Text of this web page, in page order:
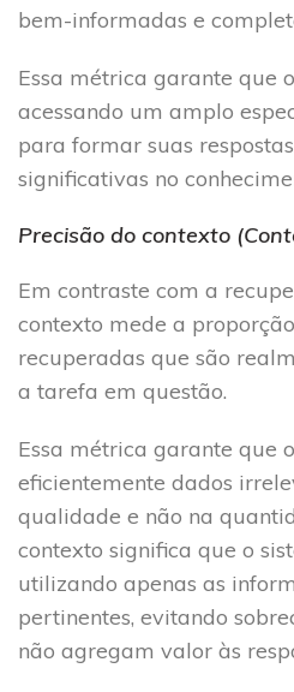
bem-informadas e
Essa métrica garante que
acessando um amplo
para formar suas
significativas no
Precisão do contexto
Em contraste com a
contexto mede a
recuperadas que são
a tarefa em questão.
Essa métrica garante que
eficientemente dados
qualidade e não na
contexto significa que o
utilizando apenas as
pertinentes, evitando
não agregam valor às